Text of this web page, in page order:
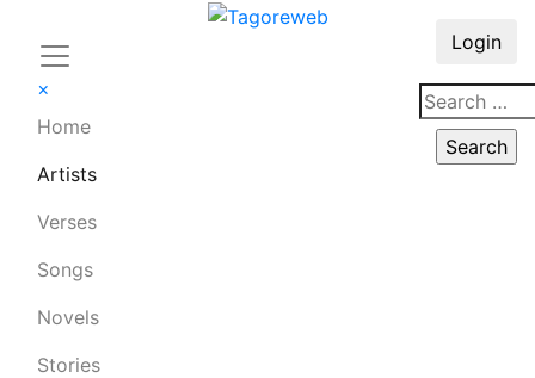
×
Home
Artists
Verses
Songs
Novels
Stories
Login